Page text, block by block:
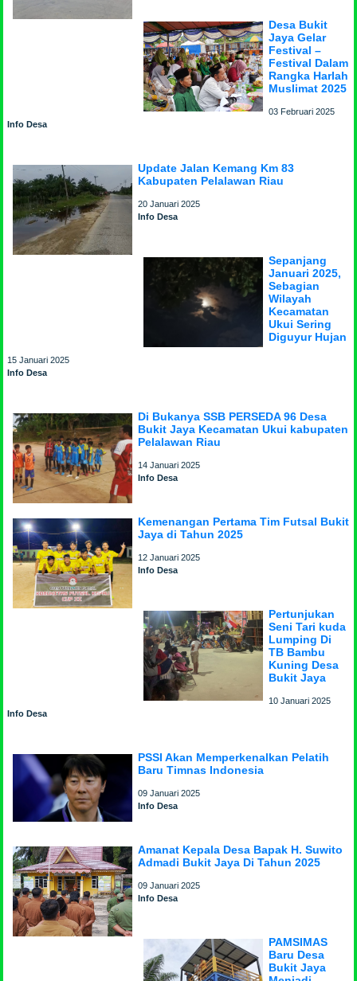
Desa Bukit
Jaya Gelar
Festival –
Festival Dalam
Rangka Harlah
Muslimat 2025
03 Februari 2025
Info Desa
Update Jalan Kemang Km 83
Kabupaten Pelalawan Riau
20 Januari 2025
Info Desa
Sepanjang
Januari 2025,
Sebagian
Wilayah
Kecamatan
Ukui Sering
Diguyur Hujan
15 Januari 2025
Info Desa
Di Bukanya SSB PERSEDA 96 Desa
Bukit Jaya Kecamatan Ukui kabupaten
Pelalawan Riau
14 Januari 2025
Info Desa
Kemenangan Pertama Tim Futsal Bukit
Jaya di Tahun 2025
12 Januari 2025
Info Desa
Pertunjukan
Seni Tari kuda
Lumping Di
TB Bambu
Kuning Desa
Bukit Jaya
10 Januari 2025
Info Desa
PSSI Akan Memperkenalkan Pelatih
Baru Timnas Indonesia
09 Januari 2025
Info Desa
Amanat Kepala Desa Bapak H. Suwito
Admadi Bukit Jaya Di Tahun 2025
09 Januari 2025
Info Desa
PAMSIMAS
Baru Desa
Bukit Jaya